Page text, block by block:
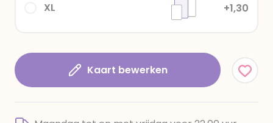
XL +1,30
Kaart bewerken